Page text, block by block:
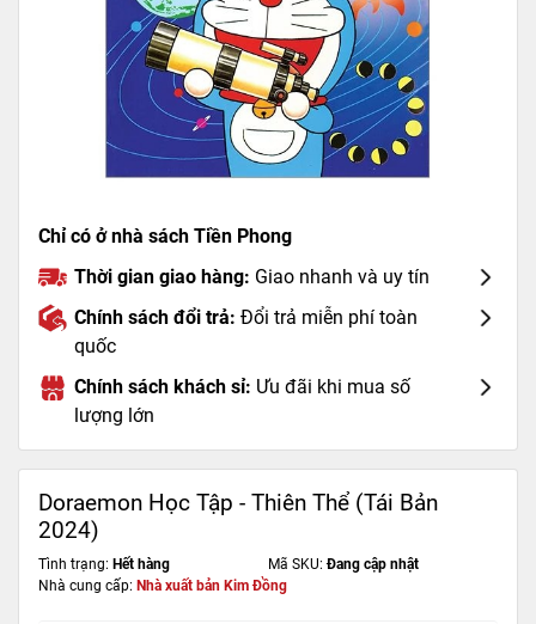
Chỉ có ở nhà sách Tiền Phong
Thời gian giao hàng: Giao nhanh và uy tín
Chính sách đổi trả: Đổi trả miễn phí toàn
quốc
Chính sách khách sỉ: Ưu đãi khi mua số
lượng lớn
Doraemon Học Tập - Thiên Thể (Tái Bản
2024)
Tình trạng: Hết hàng Mã SKU:Đang cập nhật
Nhà cung cấp: Nhà xuất bản Kim Đồng